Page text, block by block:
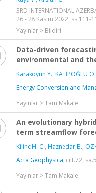
3RD INTERNATIONAL
26 - 28 Kasım 2022, ss.111-
Yayınlar > Bildiri
Data-driven
environmental and
Karakoyun Y., KATİPOĞLU
Energy Conversion and
Yayınlar > Tam Makale
An evolutionary
term streamflow
Kilinc H. C., Haznedar B.,
Acta Geophysica, cilt.72,
Yayınlar > Tam Makale